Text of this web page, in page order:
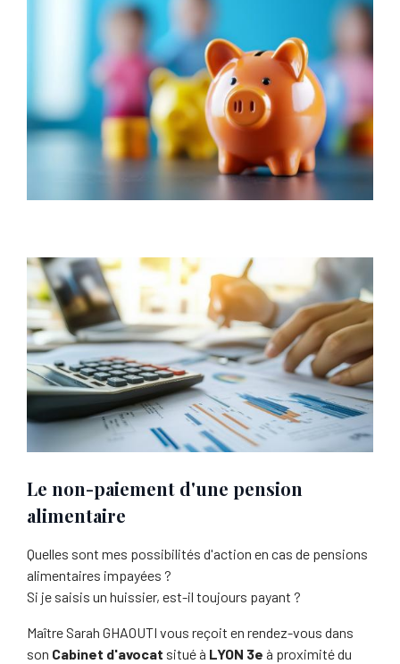
Le non-paiement d'une pension
alimentaire
Quelles sont mes possibilités d'action en cas de pensions
alimentaires impayées ?
Si je saisis un huissier, est-il toujours payant ?
Maître Sarah GHAOUTI vous reçoit en rendez-vous dans
son Cabinet d'avocat situé à LYON 3e à proximité du